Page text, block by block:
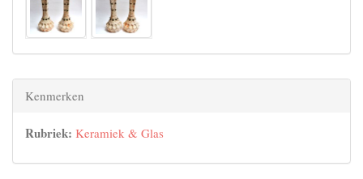
Kenmerken
Rubriek: Keramiek & Glas